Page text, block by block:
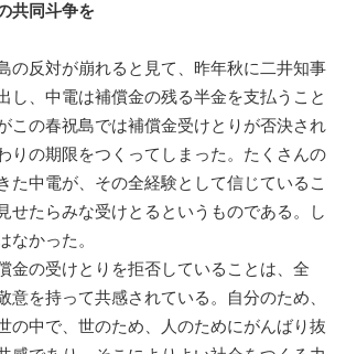
共同斗争を
の反対が崩れると見て、昨年秋に二井知事
し、中電は補償金の残る半金を支払うこと
この春祝島では補償金受けとりが否決され
りの期限をつくってしまった。たくさんの
た中電が、その全経験として信じているこ
せたらみな受けとるというものである。し
なかった。
金の受けとりを拒否していることは、全
意を持って共感されている。自分のため、
の中で、世のため、人のためにがんばり抜